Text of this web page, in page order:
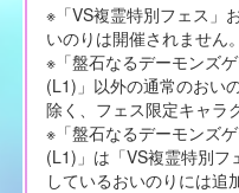
※「VS複霊特別フェス」
いのりは開催されません。
※「盤石なるデーモンズ
(L1)」以外の通常のおい
除く、フェス限定キャラ
※「盤石なるデーモンズ
(L1)」は「VS複霊特別
しているおいのりには追